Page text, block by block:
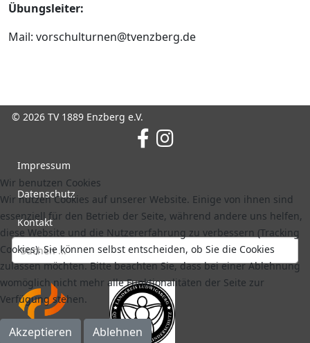
Übungsleiter:
Mail: vorschulturnen@tvenzberg.de
© 2026 TV 1889 Enzberg e.V.
Impressum
Datenschutz
Kontakt
Wir benutzen Cookies
Wir nutzen Cookies auf unserer Website. Einige von ihnen sind
essenziell für den Betrieb der Seite, während andere uns helfen,
diese Website und die Nutzererfahrung zu verbessern (Tracking
Cookies). Sie können selbst entscheiden, ob Sie die Cookies
zulassen möchten. Bitte beachten Sie, dass bei einer Ablehnung
womöglich nicht mehr alle Funktionalitäten der Seite zur
Verfügung stehen.
Akzeptieren Ablehnen